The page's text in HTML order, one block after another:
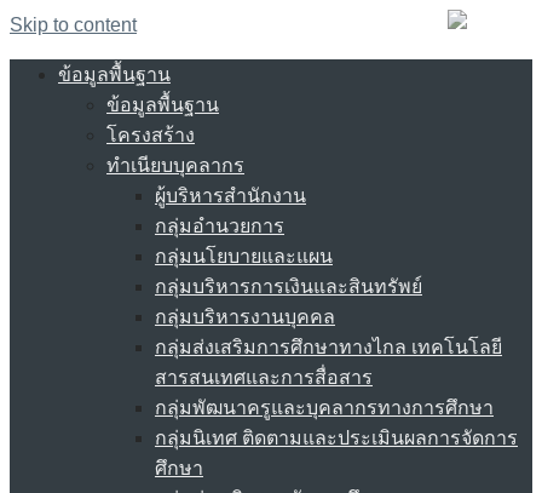
Skip to content
ข้อมูลพื้นฐาน
ข้อมูลพื้นฐาน
โครงสร้าง
ทำเนียบบุคลากร
ผู้บริหารสำนักงาน
กลุ่มอำนวยการ
กลุ่มนโยบายและแผน
กลุ่มบริหารการเงินและสินทรัพย์
กลุ่มบริหารงานบุคคล
กลุ่มส่งเสริมการศึกษาทางไกล เทคโนโลยี
สารสนเทศและการสื่อสาร
กลุ่มพัฒนาครูและบุคลากรทางการศึกษา
กลุ่มนิเทศ ติดตามและประเมินผลการจัดการ
ศึกษา